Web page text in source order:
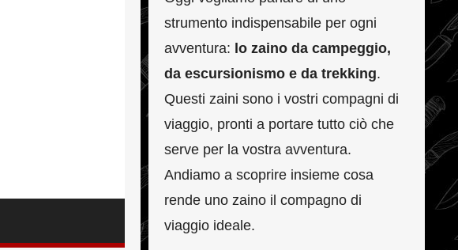
strumento indispensabile per ogni
avventura: lo zaino da campeggio,
da escursionismo e da trekking.
Questi zaini sono i vostri compagni di
viaggio, pronti a portare tutto ciò che
serve per la vostra avventura.
Andiamo a scoprire insieme cosa
rende uno zaino il compagno di
viaggio ideale.